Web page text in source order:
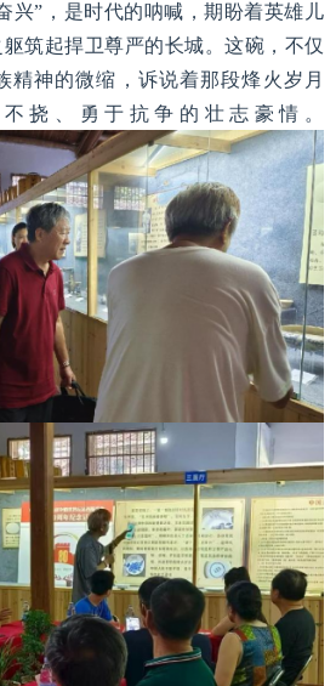
兴”，是时代的呐喊，期盼着英雄儿
筑起捍卫尊严的长城。这碗，不仅
精神的微缩，诉说着那段烽火岁月
挠、勇于抗争的壮志豪情。